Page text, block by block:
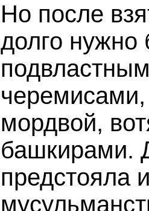
Но после
долго нужно
мордвой,
башкирами.
предстояла